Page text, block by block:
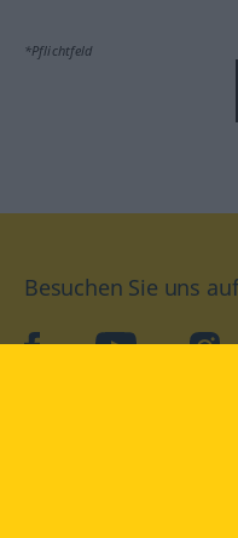
*Pflichtfeld
Besuchen Sie uns
facebookYouTube